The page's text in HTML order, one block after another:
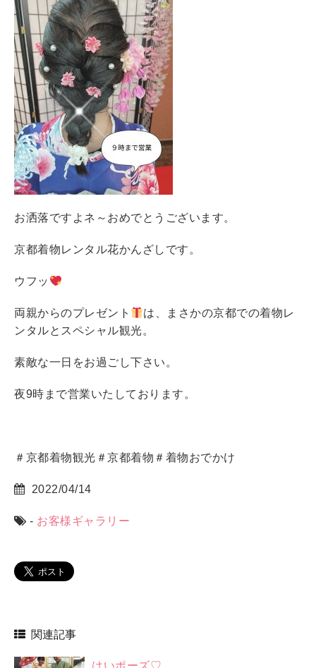
お洒落ですよネ～おめでとうございます。
京都着物レンタル花かんざしです。
ウフッ
両親からのプレゼント
は、まさかの京都での着物レ
ンタルとスペシャル観光。
素敵な一日をお過ごし下さい。
夜9時まで営業いたしております。
＃京都着物観光＃京都着物＃着物おでかけ
2022/04/14
- お客様ギャラリー
関連記事
はいポーズ♡